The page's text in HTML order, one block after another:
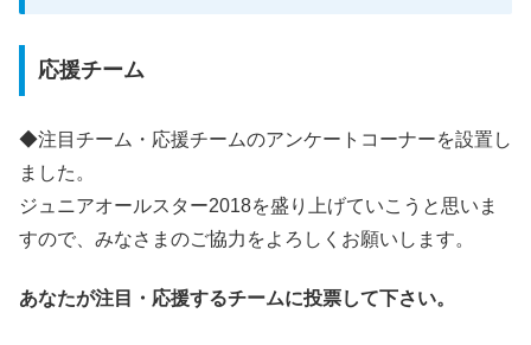
応援チーム
◆注目チーム・応援チームのアンケートコーナーを設置し
ました。
ジュニアオールスター2018を盛り上げていこうと思いま
すので、みなさまのご協力をよろしくお願いします。
あなたが注目・応援するチームに投票して下さい。